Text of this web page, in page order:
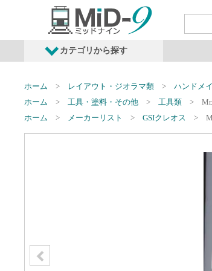
カテゴリから探す
発売予定商品 鉄道車
ホーム レイアウト・ジオラマ類 ハンドメ
ホーム
工具・塗料・その他 工具類
ホーム
メーカーリスト GSIクレオス